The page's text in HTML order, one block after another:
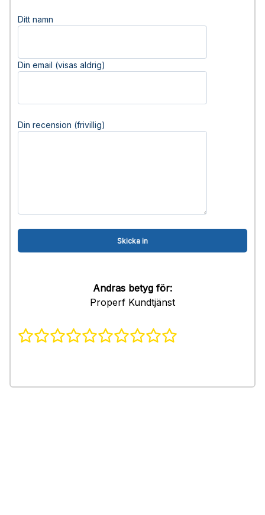
Ditt namn
Din email (visas aldrig)
Din recension (frivillig)
Andras betyg för:
Properf Kundtjänst